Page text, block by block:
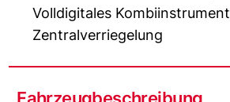
Volldigitales Kombiinstrument
Zentralverriegelung
Fahrzeugbeschreibung